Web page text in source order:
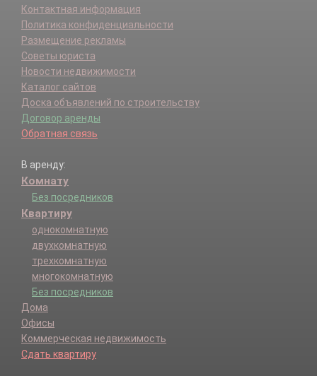
Контактная информация
Политика конфиденциальности
Размещение рекламы
Советы юриста
Новости недвижимости
Каталог сайтов
Доска объявлений по строительству
Договор аренды
Обратная связь
В аренду:
Комнату
Без посредников
Квартиру
однокомнатную
двухкомнатную
трехкомнатную
многокомнатную
Без посредников
Дома
Офисы
Коммерческая недвижимость
Сдать квартиру